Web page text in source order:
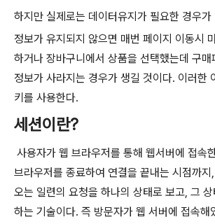
하지만 실제로는 데이터유지가 필요한 경우가
정보가 유지되지 않으면 매번 페이지 이동시
하거나 장바구니에서 상품을 선택했는데 구매
정보가 사라지는 경우가 생길 것이다. 이러한
키를 사용한다.
세션이란?
사용자가 웹 브라우저를 통해 웹서버에 접속
브라우저를 종료하여 연결을 끝내는 시점까지
오는 일련의 요청을 하나의 상태로 보고, 그 상
하는 기술이다. 즉 방문자가 웹 서버에 접속해